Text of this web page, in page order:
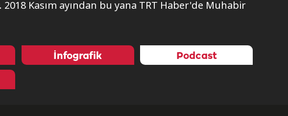
Kasım ayından bu yana TRT Haber'de Muhabir
İnfografik Podcast